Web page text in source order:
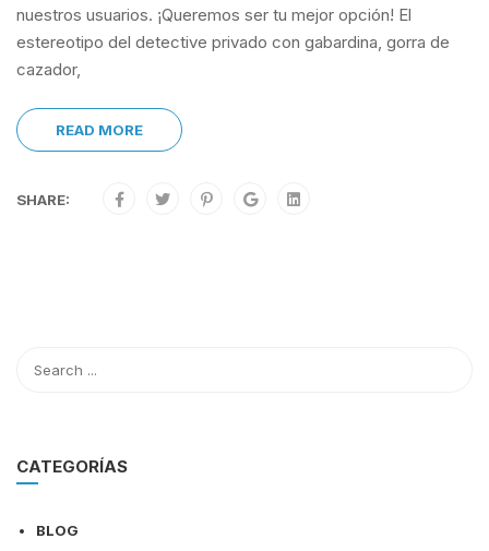
nuestros usuarios. ¡Queremos ser tu mejor opción! El
estereotipo del detective privado con gabardina, gorra de
cazador,
READ MORE
SHARE:
CATEGORÍAS
BLOG